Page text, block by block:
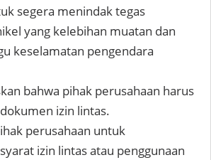
segera menindak tegas
yang kelebihan muatan dan
keselamatan pengendara
bahwa pihak perusahaan harus
izin lintas.
perusahaan untuk
izin lintas atau penggunaan